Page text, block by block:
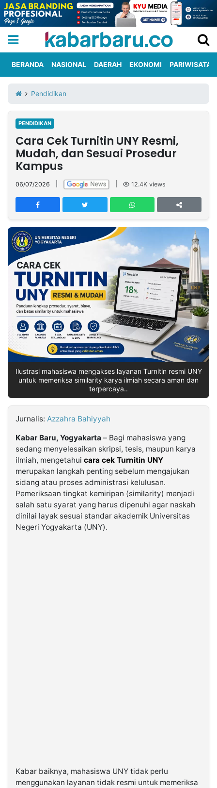
Iklan
Berita
Kami
Nasional
International
Olahraga
Entertainment
Daerah
Pariwisata
Kuliner
Kolom
Network
PT
TREETAN
INDONESIA
Partner
Insight
NTB
Suara
Time
Lens
IDN
Daily
Jogja
Jalan
Rakyat
Idealita
News
Kita
Notice
Radar
Baru
Seedbacklink
Follow
Kabarbaru
Kabarbaru.co
Media
BERANDA NASIONAL DAERAH EKONOMI PARIWISATA
Pendidikan
PENDIDIKAN
Cara Cek Turnitin UNY Resmi,
Mudah, dan Sesuai Prosedur
Kampus
06/07/2026 12.4K views
Ilustrasi mahasiswa mengakses layanan Turnitin resmi UNY
untuk memeriksa similarity karya ilmiah secara aman dan
terpercaya..
Jurnalis: Azzahra Bahiyyah
Kabar Baru, Yogyakarta – Bagi mahasiswa yang
sedang menyelesaikan skripsi, tesis, maupun karya
ilmiah, mengetahui cara cek Turnitin UNY
merupakan langkah penting sebelum mengajukan
sidang atau proses administrasi kelulusan.
Pemeriksaan tingkat kemiripan (similarity) menjadi
salah satu syarat yang harus dipenuhi agar naskah
dinilai layak sesuai standar akademik Universitas
Negeri Yogyakarta (UNY).
Kabar baiknya, mahasiswa UNY tidak perlu
menggunakan layanan tidak resmi untuk memeriksa